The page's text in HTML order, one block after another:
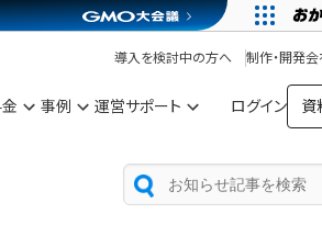
事例 運営サポート ログイン 資
導入を検討中の方へ 制作・開発
アプリストア
ヘルプを見る
ヘルプセンター